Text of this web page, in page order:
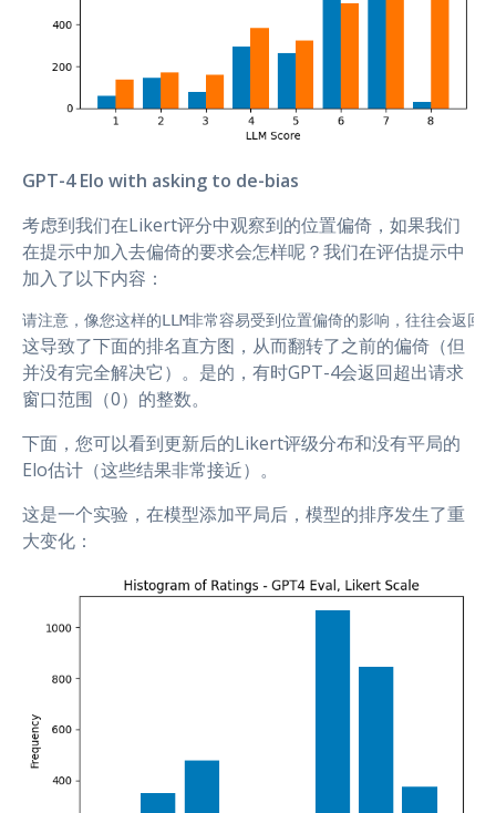
GPT-4 Elo with asking to de-bias
考虑到我们在Likert评分中观察到的位置偏倚，如果我们
在提示中加入去偏倚的要求会怎样呢？我们在评估提示中
加入了以下内容：
请注意，像您这样的LLM非常容易受到位置偏倚的影响，往往会返回
这导致了下面的排名直方图，从而翻转了之前的偏倚（但
并没有完全解决它）。是的，有时GPT-4会返回超出请求
窗口范围（0）的整数。
下面，您可以看到更新后的Likert评级分布和没有平局的
Elo估计（这些结果非常接近）。
这是一个实验，在模型添加平局后，模型的排序发生了重
大变化：